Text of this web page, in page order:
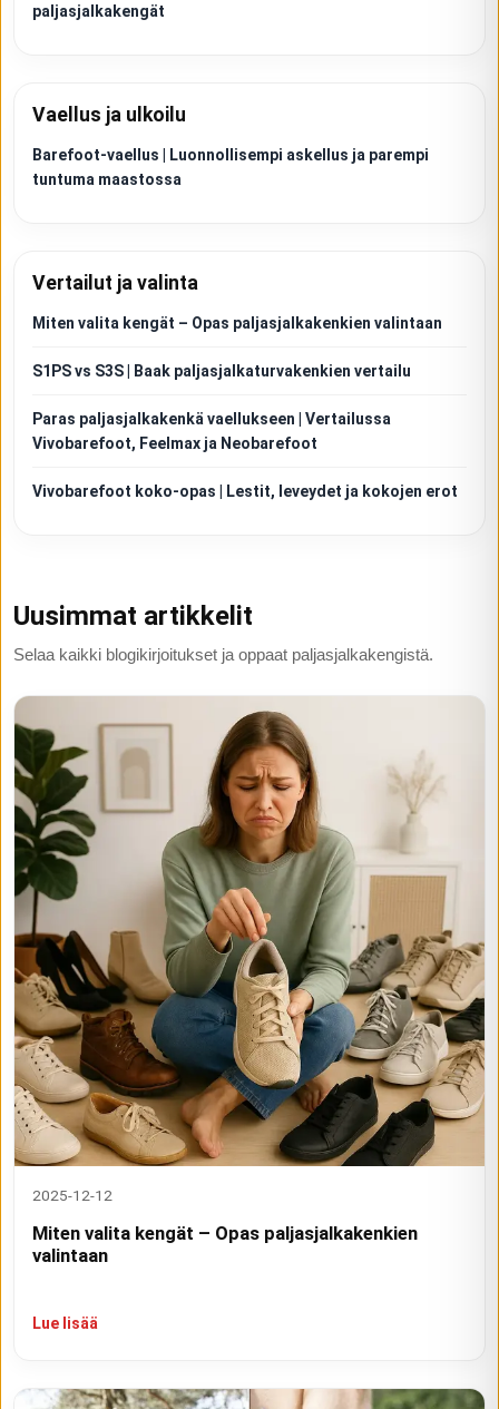
paljasjalkakengät
Vaellus ja ulkoilu
Barefoot-vaellus | Luonnollisempi askellus ja parempi
tuntuma maastossa
Vertailut ja valinta
Miten valita kengät – Opas paljasjalkakenkien valintaan
S1PS vs S3S | Baak paljasjalkaturvakenkien vertailu
Paras paljasjalkakenkä vaellukseen | Vertailussa
Vivobarefoot, Feelmax ja Neobarefoot
Vivobarefoot koko-opas | Lestit, leveydet ja kokojen erot
Uusimmat artikkelit
Selaa kaikki blogikirjoitukset ja oppaat paljasjalkakengistä.
2025-12-12
Miten valita kengät – Opas paljasjalkakenkien
valintaan
Lue lisää